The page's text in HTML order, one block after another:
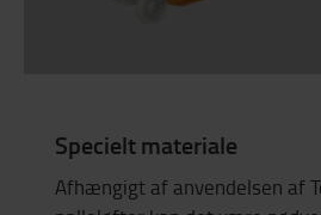
Specielt materiale
Afhængigt af anvendelsen af